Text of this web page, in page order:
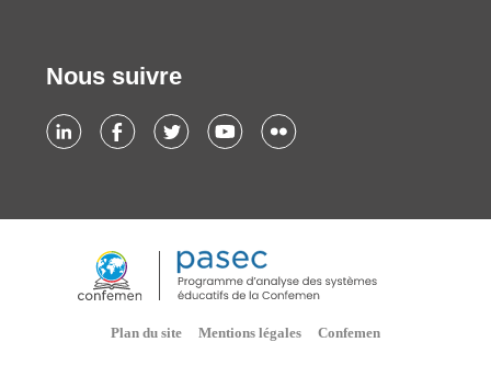
Nous suivre
Plan du site Mentions légales Confemen